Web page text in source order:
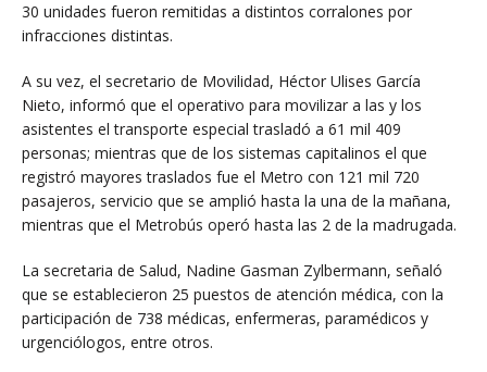
30 unidades fueron remitidas a distintos corralones por
infracciones distintas.
A su vez, el secretario de Movilidad, Héctor Ulises García
Nieto, informó que el operativo para movilizar a las y los
asistentes el transporte especial trasladó a 61 mil 409
personas; mientras que de los sistemas capitalinos el que
registró mayores traslados fue el Metro con 121 mil 720
pasajeros, servicio que se amplió hasta la una de la mañana,
mientras que el Metrobús operó hasta las 2 de la madrugada.
La secretaria de Salud, Nadine Gasman Zylbermann, señaló
que se establecieron 25 puestos de atención médica, con la
participación de 738 médicas, enfermeras, paramédicos y
urgenciólogos, entre otros.